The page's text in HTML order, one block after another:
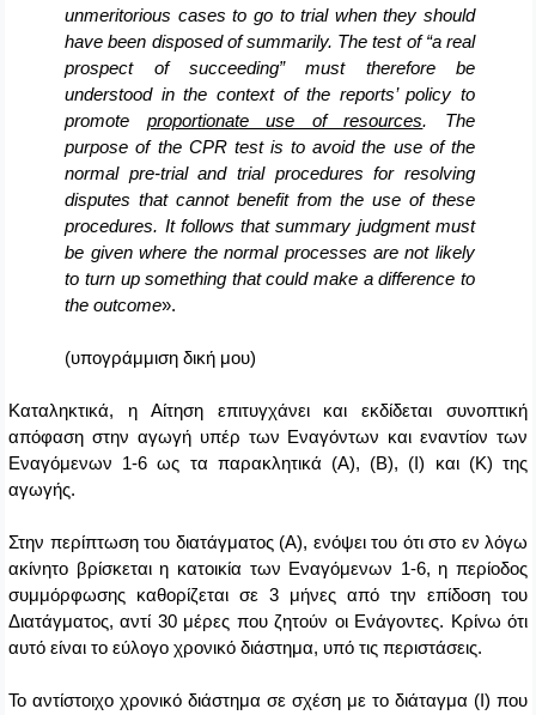
unmeritorious cases to go to trial when they should
have been disposed of summarily. The test of “a real
prospect of succeeding” must therefore be
understood in the context of the reports’ policy to
promote proportionate use of resources. The
purpose of the CPR test is to avoid the use of the
normal pre-trial and trial procedures for resolving
disputes that cannot benefit from the use of these
procedures. It follows that summary judgment must
be given where the normal processes are not likely
to turn up something that could make a difference to
the outcome».
(υπογράμμιση δική μου)
Καταληκτικά, η Αίτηση επιτυγχάνει και εκδίδεται συνοπτική
απόφαση στην αγωγή υπέρ των Εναγόντων και εναντίον των
Εναγόμενων 1-6 ως τα παρακλητικά (Α), (Β), (Ι) και (Κ) της
αγωγής.
Στην περίπτωση του διατάγματος (Α), ενόψει του ότι στο εν λόγω
ακίνητο βρίσκεται η κατοικία των Εναγόμενων 1-6, η περίοδος
συμμόρφωσης καθορίζεται σε 3 μήνες από την επίδοση του
Διατάγματος, αντί 30 μέρες που ζητούν οι Ενάγοντες. Κρίνω ότι
αυτό είναι το εύλογο χρονικό διάστημα, υπό τις περιστάσεις.
Το αντίστοιχο χρονικό διάστημα σε σχέση με το διάταγμα (Ι) που